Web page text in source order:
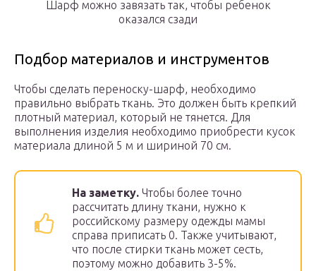
Шарф можно завязать так, чтобы ребенок
оказался сзади
Подбор материалов и инструментов
Чтобы сделать переноску-шарф, необходимо
правильно выбрать ткань. Это должен быть крепкий
плотный материал, который не тянется. Для
выполнения изделия необходимо приобрести кусок
материала длиной 5 м и шириной 70 см.
На заметку. Чтобы более точно
рассчитать длину ткани, нужно к
российскому размеру одежды мамы
справа приписать 0. Также учитывают,
что после стирки ткань может сесть,
поэтому можно добавить 3-5%.